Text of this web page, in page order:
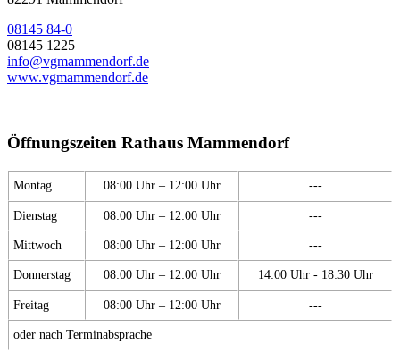
08145 84-0
08145 1225
info@vgmammendorf.de
www.vgmammendorf.de
Öffnungszeiten Rathaus Mammendorf
Montag 08:00 Uhr – 12:00 Uhr ---
Dienstag 08:00 Uhr – 12:00 Uhr ---
Mittwoch 08:00 Uhr – 12:00 Uhr ---
Donnerstag 08:00 Uhr – 12:00 Uhr 14:00 Uhr - 18:30 Uhr
Freitag 08:00 Uhr – 12:00 Uhr ---
oder nach Terminabsprache